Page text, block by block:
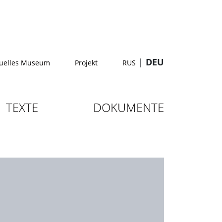
Museum Projekt RUS | DEU
TEXTE DOKUMENTE